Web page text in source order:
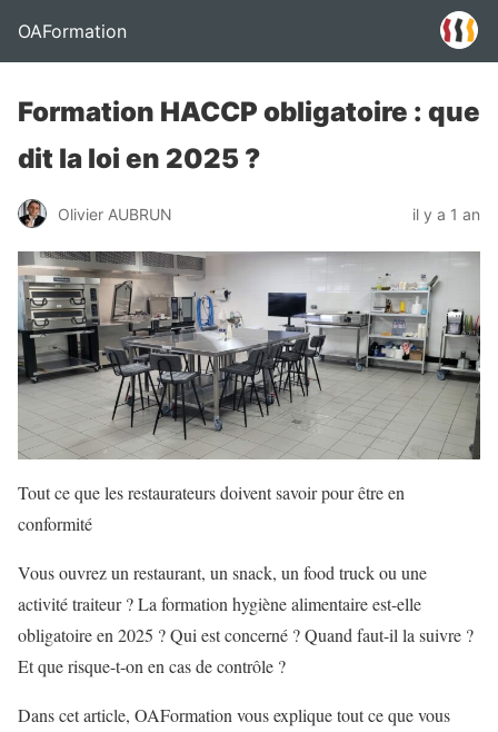
OAFormation
Formation HACCP obligatoire : que
dit la loi en 2025 ?
Olivier AUBRUN il y a 1 an
Tout ce que les restaurateurs doivent savoir pour être en
conformité
Vous ouvrez un restaurant, un snack, un food truck ou une
activité traiteur ? La formation hygiène alimentaire est-elle
obligatoire en 2025 ? Qui est concerné ? Quand faut-il la suivre ?
Et que risque-t-on en cas de contrôle ?
Dans cet article, OAFormation vous explique tout ce que vous